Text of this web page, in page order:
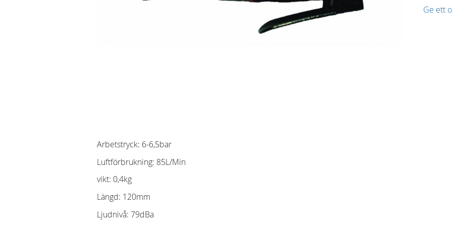
Ge ett
Arbetstryck: 6-6,5bar
Luftförbrukning: 85L/Min
vikt: 0,4kg
Längd: 120mm
Ljudnivå: 79dBa